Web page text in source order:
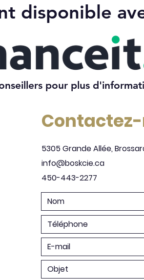
disponible
pour plus
5305 Grande Allée,
info@boskcie.ca
450-443-2277